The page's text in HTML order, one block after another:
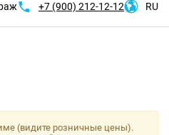
+7 (900) 212-12-12 RU
(видите розничные цены).